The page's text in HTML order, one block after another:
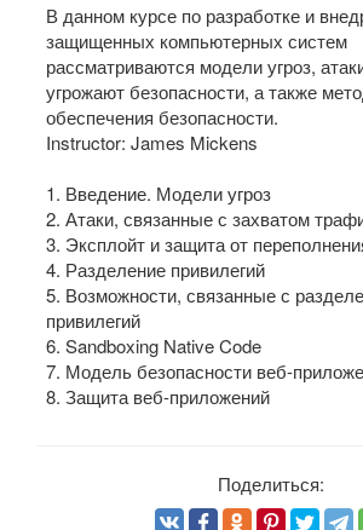
В данном курсе по разработке и
защищенных компьютерных систем
рассматриваются модели угроз,
угрожают безопасности, а также
обеспечения безопасности.
Instructor: James Mickens
1. Введение. Модели угроз
2. Атаки, связанные с захватом
3. Эксплойт и защита от
4. Разделение привилегий
5. Возможности, связанные с
привилегий
6. Sandboxing Native Code
7. Модель безопасности веб-
8. Защита веб-приложений
Поделиться: